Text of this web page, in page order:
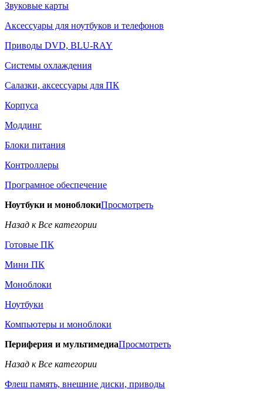
Звуковые карты
Аксессуары для ноутбуков и телефонов
Приводы DVD, BLU-RAY
Системы охлаждения
Салазки, аксессуары для ПК
Корпуса
Моддинг
Блоки питания
Контроллеры
Програмное обеспечение
Ноутбуки и моноблокиПросмотреть
Назад к Все категории
Готовые ПК
Мини ПК
Моноблоки
Ноутбуки
Компьютеры и моноблоки
Периферия и мультимедиаПросмотреть
Назад к Все категории
Флеш память, внешние диски, приводы